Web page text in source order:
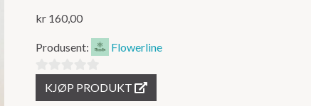
kr 160,00
Produsent: Flowerline
ut
KJØP PRODUKT